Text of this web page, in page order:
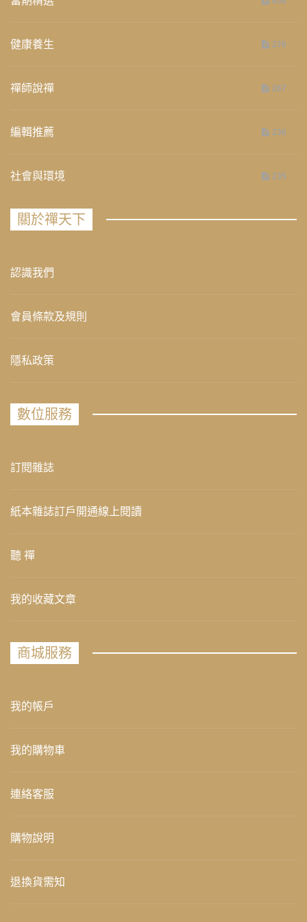
健康養生 276
禪師說禪 267
編輯推薦 236
社會與環境 235
關於禪天下
認識我們
會員條款及規則
隱私政策
數位服務
訂閱雜誌
紙本雜誌訂戶開通線上閱讀
聽 禪
我的收藏文章
商城服務
我的帳戶
我的購物車
連絡客服
購物說明
退換貨需知